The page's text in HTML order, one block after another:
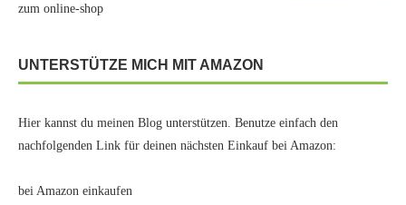
zum online-shop
UNTERSTÜTZE MICH MIT AMAZON
Hier kannst du meinen Blog unterstützen. Benutze einfach den
nachfolgenden Link für deinen nächsten Einkauf bei Amazon:
bei Amazon einkaufen